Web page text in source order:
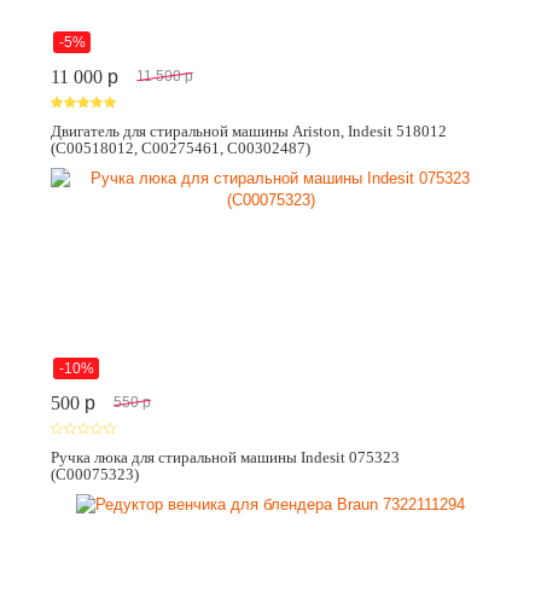
-5%
11 000 p 11 500 p
Двигатель для стиральной машины Ariston, Indesit 518012
(C00518012, C00275461, C00302487)
-10%
500 p 550 p
Ручка люка для стиральной машины Indesit 075323
(C00075323)